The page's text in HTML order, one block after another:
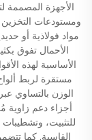
الأجهزة المصممة
ومستودعات
مواد فولاذية أو
الأحمال تفوق
الأساسية لهذه
مستقرة لربط
الوزن بالتساوي
أجزاء دعم زاوية
للتثبيت،
القاسية. كما